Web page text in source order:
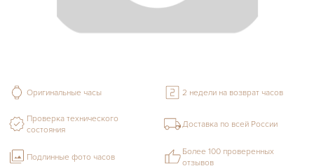
Оригинальные часы 2 недели на возврат часов
Проверка технического
состояния
Доставка по всей России
Подлинные фото часов
Более 100 проверенных
отзывов